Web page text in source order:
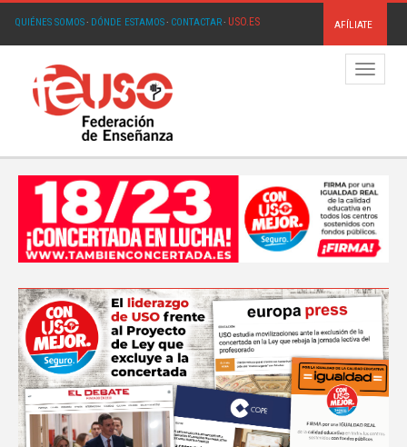
QUIÉNES SOMOS· DÓNDE ESTAMOS· CONTACTAR· USO.ES AFÍLIATE
Menú